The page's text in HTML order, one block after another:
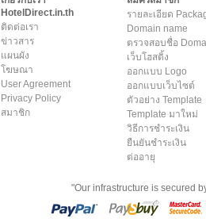
HotelDirect.in.th
ติดต่อเรา
ข่าวสาร
แผนผัง
โฆษณา
User Agreement
Privacy Policy
สมาชิก
รายละเอียด
Domain name
ตรวจสอบชื่อ
เว็บโฮสติ้ง
ออกแบบ Logo
ออกแบบเว็บไซต์
ตัวอย่าง Template
Template มาใหม่
วิธีการชำระเงิน
ยืนยันชำระเงิน
ต่ออายุ
"Our infrastructure is secured